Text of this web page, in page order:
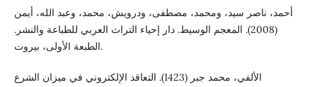
أحمد، ناصر سيد، ومحمد، مصطفى، ودرويش، محمد، وعبد الله، أيمن
(2008). المعجم الوسيط. دار إحياء التراث العربي للطباعة والنشر.
الطبعة الأولى، بيروت.
الألفي، محمد جبر (1423). التعاقد الإلكتروني في ميزان الشرع